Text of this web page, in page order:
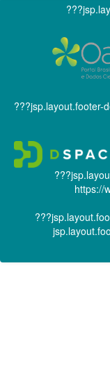
???jsp.layout.footer-
https://